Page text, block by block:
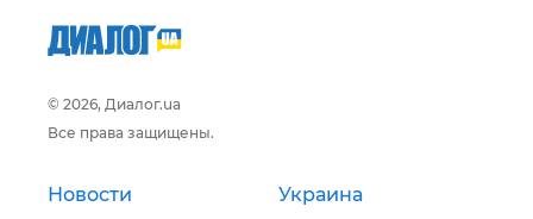
© 2026, Диалог.ua
Все права защищены.
Новости Украина